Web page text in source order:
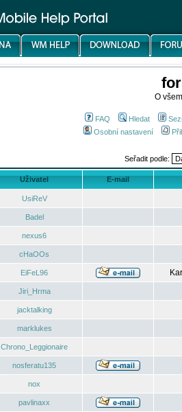
O
FAQ Hledat
Osobní nastavení
Seřadit podle:
Uživatel E-mail
UsiReV
Badel
nexus6
cHaOOs
EiFeL96
Jiri_Hrma
jacktalking
marklukes
Chrono_Leggionaire
nosferatu135
nox
pavlinaxx